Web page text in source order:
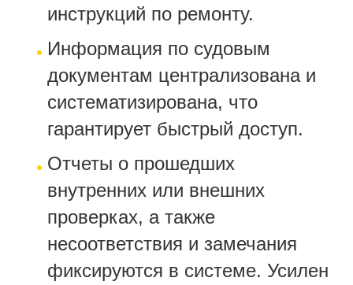
инструкций по ремонту.
Информация по судовым
документам централизована и
систематизирована, что
гарантирует быстрый доступ.
Отчеты о прошедших
внутренних или внешних
проверках, а также
несоответствия и замечания
фиксируются в системе. Усилен